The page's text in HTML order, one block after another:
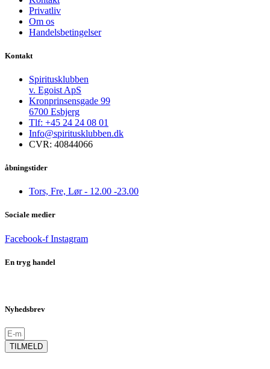
Privatliv
Om os
Handelsbetingelser
Kontakt
Spiritusklubben
v. Egoist ApS
Kronprinsensgade 99
6700 Esbjerg
Tlf: +45 24 24 08 01
Info@spiritusklubben.dk
CVR: 40844066
åbningstider
Tors, Fre, Lør - 12.00 -23.00
Sociale medier
Facebook-f Instagram
En tryg handel
Nyhedsbrev
TILMELD